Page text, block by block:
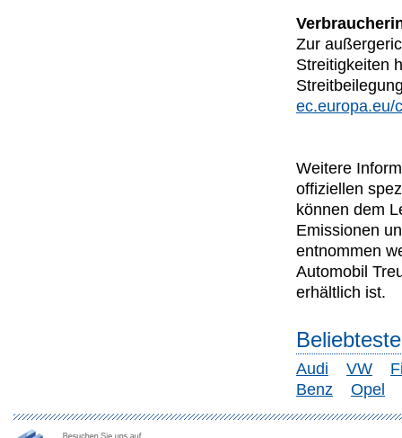
Zur
Streitigkeiten
ec.europa.eu/
Weitere
offiziellen
können dem
Emissionen
entnommen
Automobil
erhältlich ist.
Audi VW
Benz
Opel